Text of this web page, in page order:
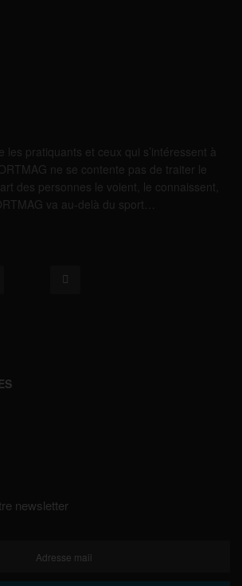
les pratiquants et ceux qui s’intéressent à
ne se contente pas de traiter le
des personnes le voient, le connaissent,
va au-delà du sport…
newsletter